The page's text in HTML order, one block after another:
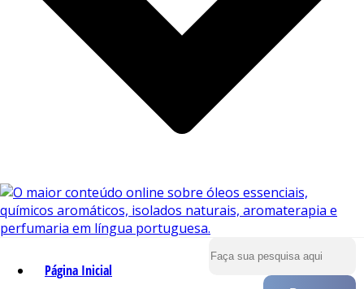
Página Inicial